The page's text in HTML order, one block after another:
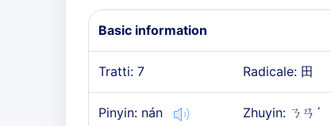
Basic information
Tratti: 7 Radicale: 田
Pinyin: nán Zhuyin: ㄋㄢˊ